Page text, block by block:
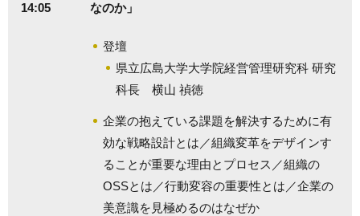
14:05
なのか」
登壇
県立広島大学大学院経営管理研究科 研究
科長 横山 禎徳
企業の抱えている課題を解決するために有
効な戦略設計とは／組織変革をデザインす
ることが重要な理由とプロセス／組織の
OSSとは／行動変容の重要性とは／企業の
美意識を見極めるのはなぜか